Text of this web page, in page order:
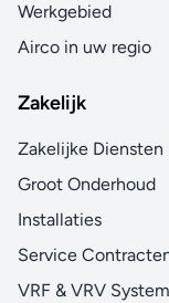
Werkgebied
Airco in uw regio
Zakelijk
Zakelijke Diensten
Groot Onderhoud
Installaties
Service
VRF & VRV